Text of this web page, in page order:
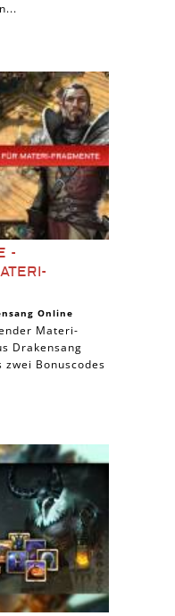
-
Online
Materi-
Drakensang
Bonuscodes